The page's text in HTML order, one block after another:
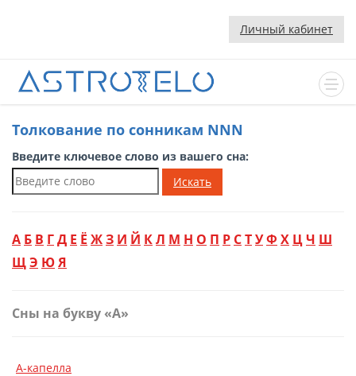
Личный кабинет
Толкование по сонникам NNN
Введите ключевое слово из вашего сна:
Искать
А Б В ГД Е Ё ЖЗ И Й КЛ М Н О П Р СТУФ Х ЦЧ Ш
ЩЭ ЮЯ
Сны на букву «А»
А-капелла